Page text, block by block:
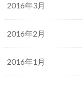
2016年3月
2016年2月
2016年1月